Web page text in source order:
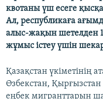
квотаны үш есеге
Ал, республикаға
алыс-жақын шетелден
жұмыс істеу үшін
Қазақстан үкіметінің
Өзбекстан,
еңбек мигранттарын